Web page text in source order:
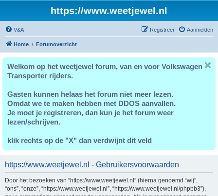
https://www.weetjewel.nl
V&A Aanmelden
Registreer
Home Forumoverzicht
Welkom op het weetjewel forum, van en voor Volkswagen
Transporter rijders.
Gasten kunnen helaas het forum niet meer lezen.
Omdat we te maken hebben met DDOS aanvallen.
Je moet je registreren, dan kun je het forum weer
lezen/schrijven.
klik rechts op de "X" dan verdwijnt dit veld
https://www.weetjewel.nl - Gebruikersvoorwaarden
Door het bezoeken van “https://www.weetjewel.nl” (hierna genoemd “wij”,
“ons”, “onze”, “https://www.weetjewel.nl”, “https://www.weetjewel.nl/phpbb3”),